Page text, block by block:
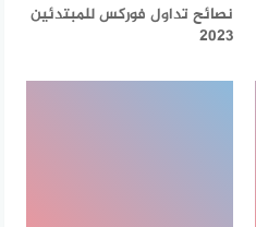
نصائح تداول فوركس للمبتدئين
2023